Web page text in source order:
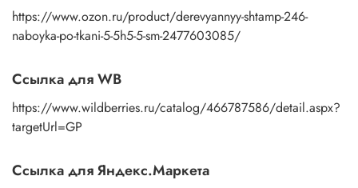
https://www.ozon.ru/product/derevyannyy-shtamp-246-
naboyka-po-tkani-5-5h5-5-sm-2477603085/
Ссылка для WB
https://www.wildberries.ru/catalog/466787586/detail.aspx?
targetUrl=GP
Ссылка для Яндекс.Маркета